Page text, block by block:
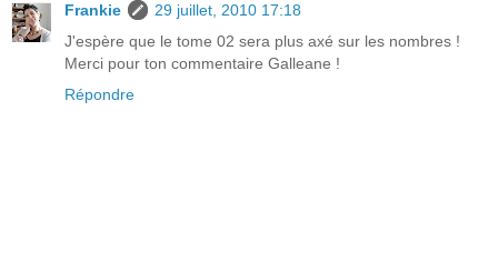
Frankie
29 juillet, 2010 17:18
J'espère que le tome 02 sera plus axé sur les nombres !
Merci pour ton commentaire Galleane !
Répondre